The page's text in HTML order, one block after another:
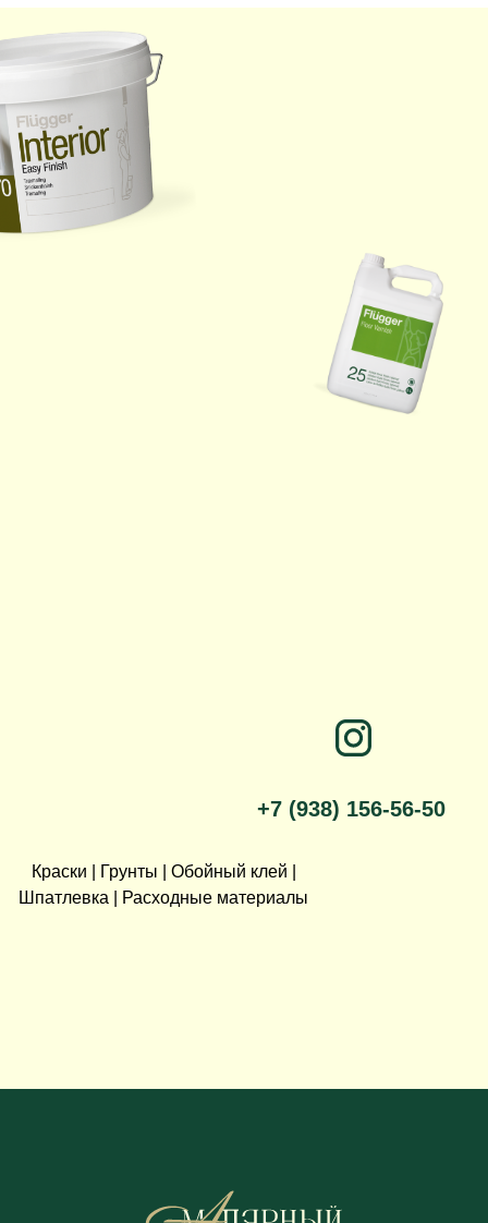
Краски | Грунты | Обойный клей |
Шпатлевка | Расходные материалы
+7 (938) 156-56-50